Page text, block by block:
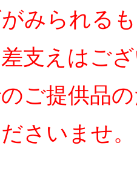
みられる
支えはご
ご提供品
さいませ。